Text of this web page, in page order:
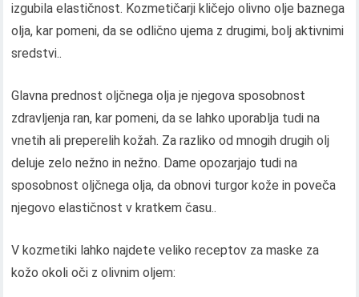
izgubila elastičnost. Kozmetičarji kličejo olivno olje baznega
olja, kar pomeni, da se odlično ujema z drugimi, bolj aktivnimi
sredstvi..
Glavna prednost oljčnega olja je njegova sposobnost
zdravljenja ran, kar pomeni, da se lahko uporablja tudi na
vnetih ali preperelih kožah. Za razliko od mnogih drugih olj
deluje zelo nežno in nežno. Dame opozarjajo tudi na
sposobnost oljčnega olja, da obnovi turgor kože in poveča
njegovo elastičnost v kratkem času..
V kozmetiki lahko najdete veliko receptov za maske za
kožo okoli oči z olivnim oljem: